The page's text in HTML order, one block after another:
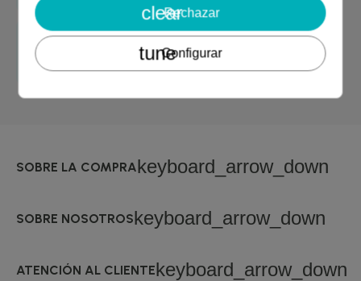
Más de 4.000 opiniones
de nuestros clientes satisfechos
SOBRE LA COMPRAkeyboard_arrow_down
SOBRE NOSOTROSkeyboard_arrow_down
ATENCIÓN AL CLIENTEkeyboard_arrow_down
clearRechazar
tuneConfigurar